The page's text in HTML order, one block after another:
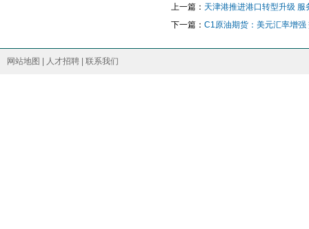
上一篇： 天津港推进港口转型升级 服
下一篇： C1原油期货：美元汇率增强
网站地图 人才招聘| 联系我们